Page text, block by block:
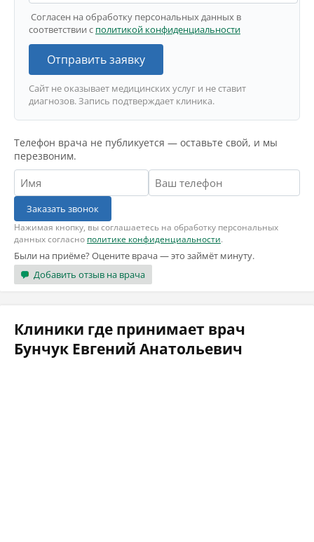
Согласен на обработку персональных данных в
соответствии с политикой конфиденциальности
Отправить заявку
Сайт не оказывает медицинских услуг и не ставит
диагнозов. Запись подтверждает клиника.
Телефон врача не публикуется — оставьте свой, и мы
перезвоним.
Заказать звонок
Нажимая кнопку, вы соглашаетесь на обработку персональных
данных согласно политике конфиденциальности.
Были на приёме? Оцените врача — это займёт минуту.
Добавить отзыв на врача
Клиники где принимает врач
Бунчук Евгений Анатольевич